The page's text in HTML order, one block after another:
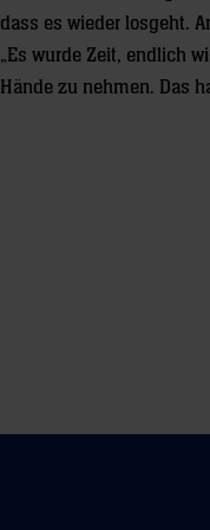
dass es wieder losgeht.
„Es wurde Zeit, endlich
Hände zu nehmen. Das